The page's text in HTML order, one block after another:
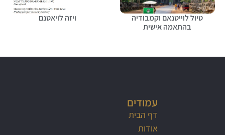
טיול לוייטנאם וקמבודיה
בהתאמה אישית
ויזה לויאטנם
עמודים
דף הבית
אודות